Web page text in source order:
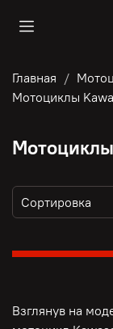
Главная
Мотоциклы
Взглянув на